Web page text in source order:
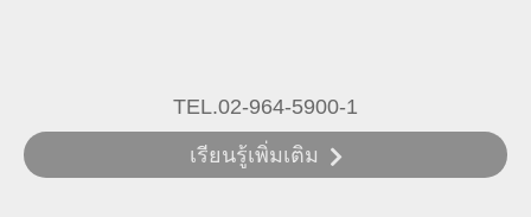
TEL.02-964-5900-1
เรียนรู้เพิ่มเติม